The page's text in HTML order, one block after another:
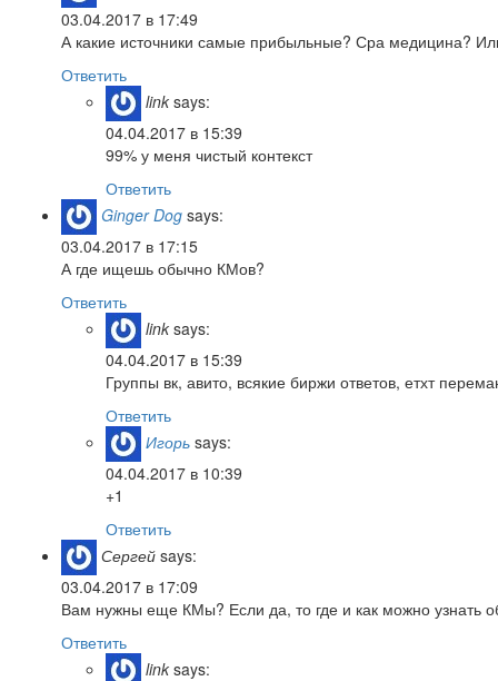
03.04.2017 в 17:49
А какие источники самые прибыльные? Сра медицина?
Ответить
link says:
04.04.2017 в 15:39
99% у меня чистый контекст
Ответить
Ginger Dog says:
03.04.2017 в 17:15
А где ищешь обычно КМов?
Ответить
link says:
04.04.2017 в 15:39
Группы вк, авито, всякие биржи ответов, етхт
Ответить
Игорь says:
04.04.2017 в 10:39
+1
Ответить
Сергей says:
03.04.2017 в 17:09
Вам нужны еще КМы? Если да, то где и как можно узнать
Ответить
link says: